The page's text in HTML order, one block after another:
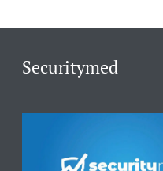
Securitymed